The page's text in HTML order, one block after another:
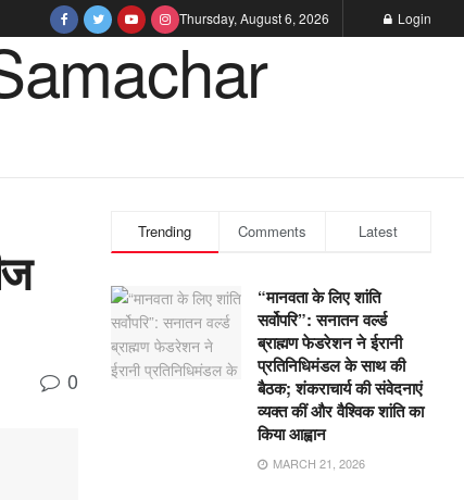
Thursday, August 6, 2026 Login
0
Trending Comments Latest
“मानवता के लिए शांति
सर्वोपरि”: सनातन वर्ल्ड
ब्राह्मण फेडरेशन ने ईरानी
प्रतिनिधिमंडल के साथ की
बैठक; शंकराचार्य की संवेदनाएं
व्यक्त कीं और वैश्विक शांति का
किया आह्वान
MARCH 21, 2026